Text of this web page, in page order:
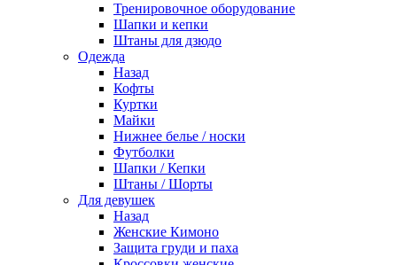
Тренировочное оборудование
Шапки и кепки
Штаны для дзюдо
Одежда
Назад
Кофты
Куртки
Майки
Нижнее белье / носки
Футболки
Шапки / Кепки
Штаны / Шорты
Для девушек
Назад
Женские Кимоно
Защита груди и паха